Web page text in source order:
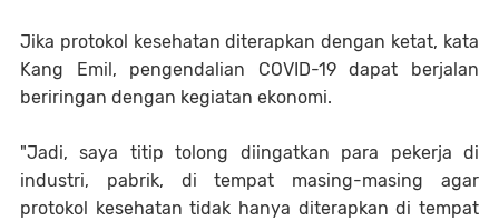
Jika protokol kesehatan diterapkan dengan ketat, kata
Kang Emil, pengendalian COVID-19 dapat berjalan
beriringan dengan kegiatan ekonomi.
"Jadi, saya titip tolong diingatkan para pekerja di
industri, pabrik, di tempat masing-masing agar
protokol kesehatan tidak hanya diterapkan di tempat